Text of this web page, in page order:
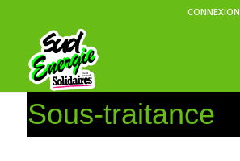
CONNEXION
Sous-traitance